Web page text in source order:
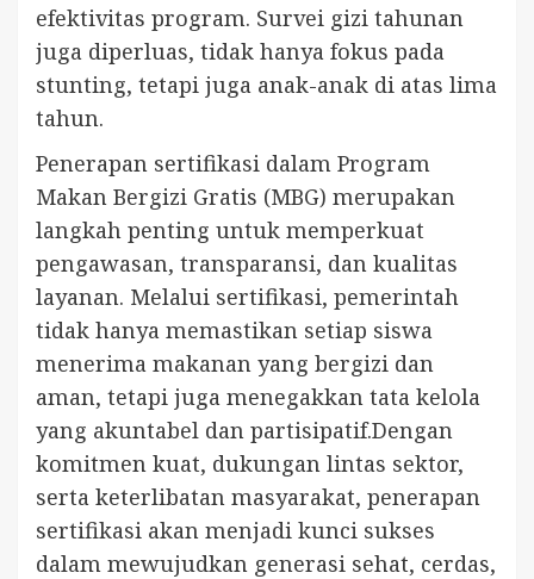
efektivitas program. Survei gizi tahunan
juga diperluas, tidak hanya fokus pada
stunting, tetapi juga anak-anak di atas lima
tahun.
Penerapan sertifikasi dalam Program
Makan Bergizi Gratis (MBG) merupakan
langkah penting untuk memperkuat
pengawasan, transparansi, dan kualitas
layanan. Melalui sertifikasi, pemerintah
tidak hanya memastikan setiap siswa
menerima makanan yang bergizi dan
aman, tetapi juga menegakkan tata kelola
yang akuntabel dan partisipatif.Dengan
komitmen kuat, dukungan lintas sektor,
serta keterlibatan masyarakat, penerapan
sertifikasi akan menjadi kunci sukses
dalam mewujudkan generasi sehat, cerdas,